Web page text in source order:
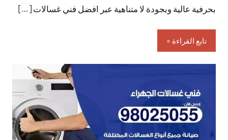
بحرفية عالية وبجودة لا متناهية عبر افضل فني غسالات […]
تابع القراءة